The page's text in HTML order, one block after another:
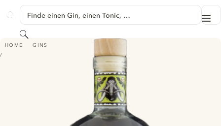
GINVENTORY
Finde einen Gin, einen Tonic, …
Suchen
HOME GINS
GRUMSINER DRY GIN